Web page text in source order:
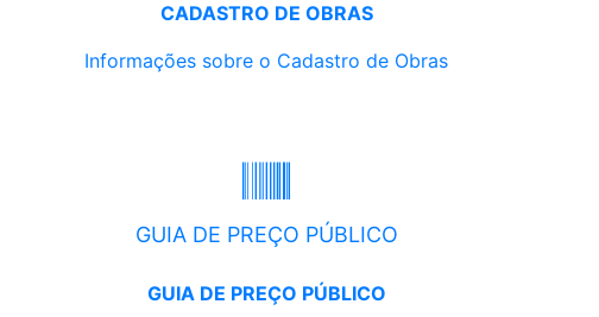
CADASTRO DE OBRAS
Informações sobre o Cadastro de Obras
GUIA DE PREÇO PÚBLICO
GUIA DE PREÇO PÚBLICO